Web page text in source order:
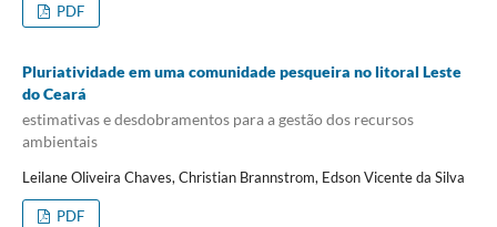
PDF
Pluriatividade em uma comunidade pesqueira no litoral Leste
do Ceará
estimativas e desdobramentos para a gestão dos recursos
ambientais
Leilane Oliveira Chaves, Christian Brannstrom, Edson Vicente da Silva
PDF